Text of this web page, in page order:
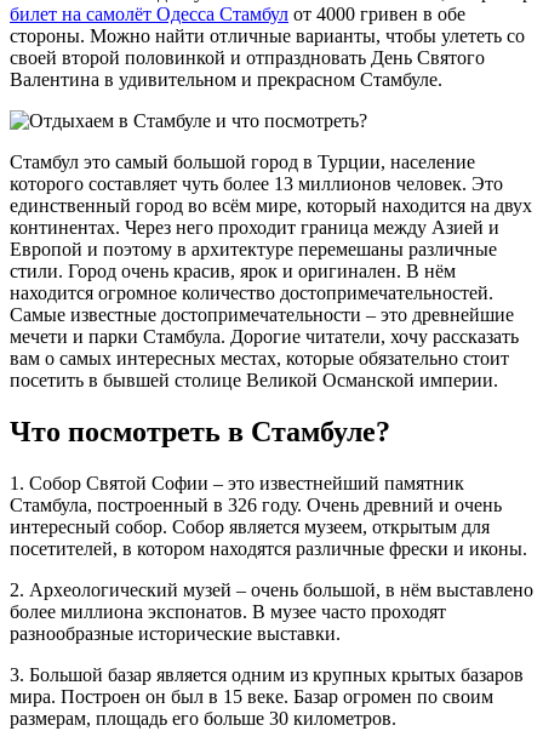
билет на самолёт Одесса Стамбул от 4000 гривен в обе
стороны. Можно найти отличные варианты, чтобы улететь со
своей второй половинкой и отпраздновать День Святого
Валентина в удивительном и прекрасном Стамбуле.
Стамбул это самый большой город в Турции, население
которого составляет чуть более 13 миллионов человек. Это
единственный город во всём мире, который находится на двух
континентах. Через него проходит граница между Азией и
Европой и поэтому в архитектуре перемешаны различные
стили. Город очень красив, ярок и оригинален. В нём
находится огромное количество достопримечательностей.
Самые известные достопримечательности – это древнейшие
мечети и парки Стамбула. Дорогие читатели, хочу рассказать
вам о самых интересных местах, которые обязательно стоит
посетить в бывшей столице Великой Османской империи.
Что посмотреть в Стамбуле?
1. Собор Святой Софии – это известнейший памятник
Стамбула, построенный в 326 году. Очень древний и очень
интересный собор. Собор является музеем, открытым для
посетителей, в котором находятся различные фрески и иконы.
2. Археологический музей – очень большой, в нём выставлено
более миллиона экспонатов. В музее часто проходят
разнообразные исторические выставки.
3. Большой базар является одним из крупных крытых базаров
мира. Построен он был в 15 веке. Базар огромен по своим
размерам, площадь его больше 30 километров.